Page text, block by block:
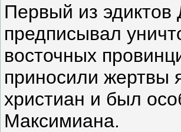
Первый из эдиктов
предписывал
восточных
приносили жертвы
христиан и был
Максимиана.